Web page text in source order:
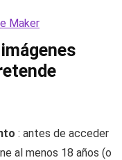
Maker
: antes de acceder
al menos 18 años (o